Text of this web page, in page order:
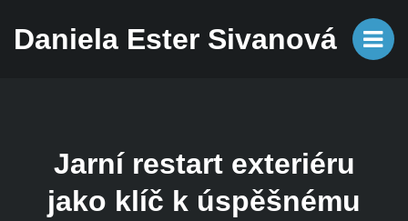
Daniela Ester Sivanová
Jarní restart exteriéru
jako klíč k úspěšnému